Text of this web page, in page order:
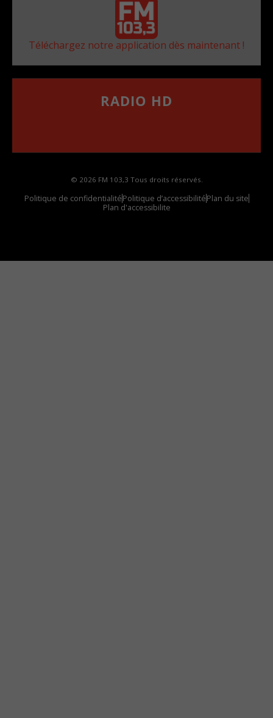
Téléchargez notre application dès maintenant !
RADIO HD
© 2026 FM 103,3 Tous droits réservés.
Politique de confidentialitéPolitique d’accessibilitéPlan du site
Plan d'accessibilite